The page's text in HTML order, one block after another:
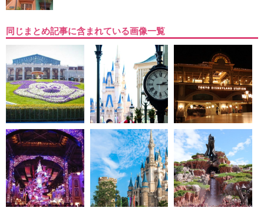
同じまとめ記事に含まれている画像一覧